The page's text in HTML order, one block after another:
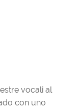
vocali al
con uno